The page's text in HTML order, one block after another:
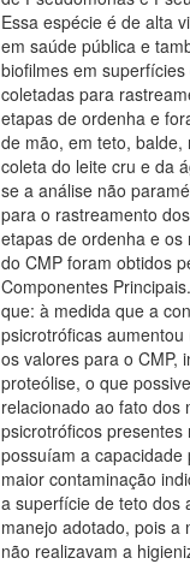
Essa espécie é de alta
em saúde pública e
biofilmes em
coletadas para
etapas de ordenha e
de mão, em teto, balde,
coleta do leite cru e da
se a análise não
para o rastreamento
etapas de ordenha e os
do CMP foram obtidos
Componentes
que: à medida que a
psicrotróficas
os valores para o CMP,
proteólise, o que
relacionado ao fato dos
psicrotróficos presentes
possuíam a
maior contaminação
a superfície de teto dos
manejo adotado, pois a
não realizavam a